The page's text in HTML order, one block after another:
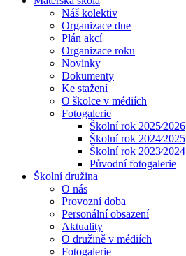
Náš kolektiv
Organizace dne
Plán akcí
Organizace roku
Novinky
Dokumenty
Ke stažení
O školce v médiích
Fotogalerie
Školní rok 2025⁄2026
Školní rok 2024⁄2025
Školní rok 2023⁄2024
Původní fotogalerie
Školní družina
O nás
Provozní doba
Personální obsazení
Aktuality
O družině v médiích
Fotogalerie